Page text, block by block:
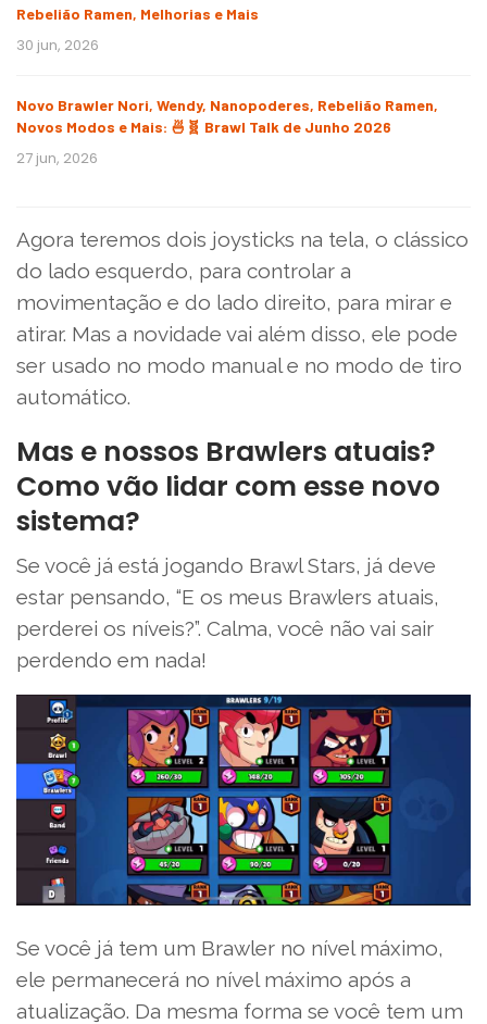
Rebelião Ramen, Melhorias e Mais
30 jun, 2026
Novo Brawler Nori, Wendy, Nanopoderes, Rebelião Ramen,
Novos Modos e Mais: 🍜🧬 Brawl Talk de Junho 2026
27 jun, 2026
Agora teremos dois joysticks na tela, o clássico
do lado esquerdo, para controlar a
movimentação e do lado direito, para mirar e
atirar. Mas a novidade vai além disso, ele pode
ser usado no modo manual e no modo de tiro
automático.
Mas e nossos Brawlers atuais?
Como vão lidar com esse novo
sistema?
Se você já está jogando Brawl Stars, já deve
estar pensando, “E os meus Brawlers atuais,
perderei os níveis?”. Calma, você não vai sair
perdendo em nada!
Se você já tem um Brawler no nível máximo,
ele permanecerá no nível máximo após a
atualização. Da mesma forma se você tem um